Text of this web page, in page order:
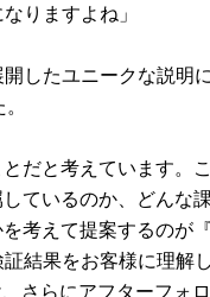
りますよね」
したユニークな説明
だと考えています。
ているのか、どんな
考えて提案するのが
結果をお客様に理解
さらにアフターフォ